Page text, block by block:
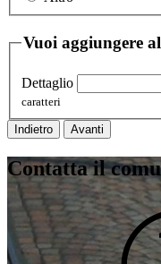
Vuoi aggiungere
Dettaglio
caratteri
Indietro Avanti
Contatta il